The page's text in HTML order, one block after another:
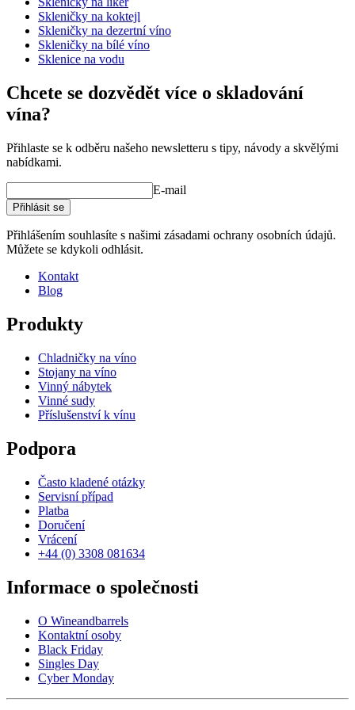
Ostatní
GravírováníNe
Skleničky na koktejl
Skleničky na dezertní víno
Skleničky na bílé víno
Sklenice na vodu
Chcete se dozvědět více o skladování
vína?
Přihlaste se k odběru našeho newsletteru s tipy, návody a skvělými
nabídkami.
E-mail
Přihlásit se
Přihlášením souhlasíte s našimi zásadami ochrany osobních údajů.
Můžete se kdykoli odhlásit.
Kontakt
Blog
Produkty
Chladničky na víno
Stojany na víno
Vinný nábytek
Vinné sudy
Příslušenství k vínu
Podpora
Často kladené otázky
Servisní případ
Platba
Doručení
Vrácení
+44 (0) 3308 081634
Informace o společnosti
O Wineandbarrels
Kontaktní osoby
Black Friday
Singles Day
Cyber Monday